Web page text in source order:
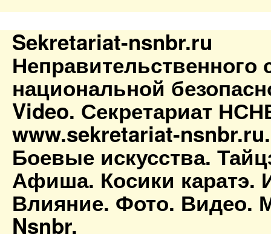
Sekretariat-nsnbr.ru
Неправительственного
национальной
Video. Секретариат
www.sekretariat-
Боевые искусства.
Афиша. Косики каратэ.
Влияние. Фото. Видео.
Nsnbr.